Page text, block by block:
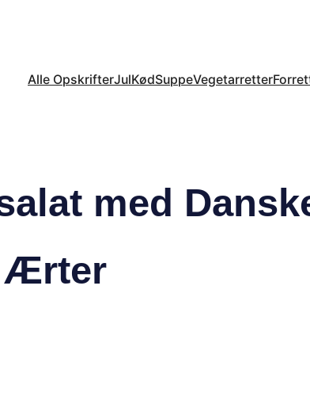
Alle OpskrifterJulKødSuppeVegetarretter
med
Ærter